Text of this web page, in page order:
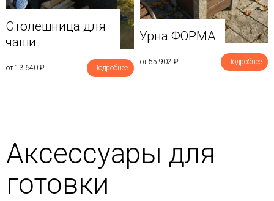
Столешница для
чаши
от 13 640 ₽ Подробнее
Урна ФОРМА
от 55 902 ₽ Подробнее
Аксессуары для
готовки